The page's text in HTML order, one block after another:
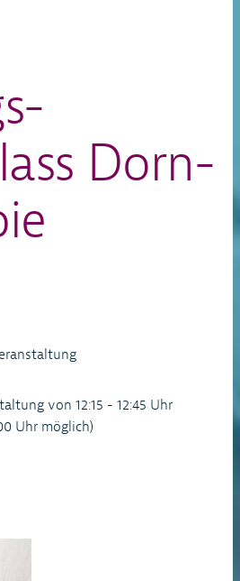
Dorn-
von 12:15 - 12:45 Uhr
Uhr möglich)